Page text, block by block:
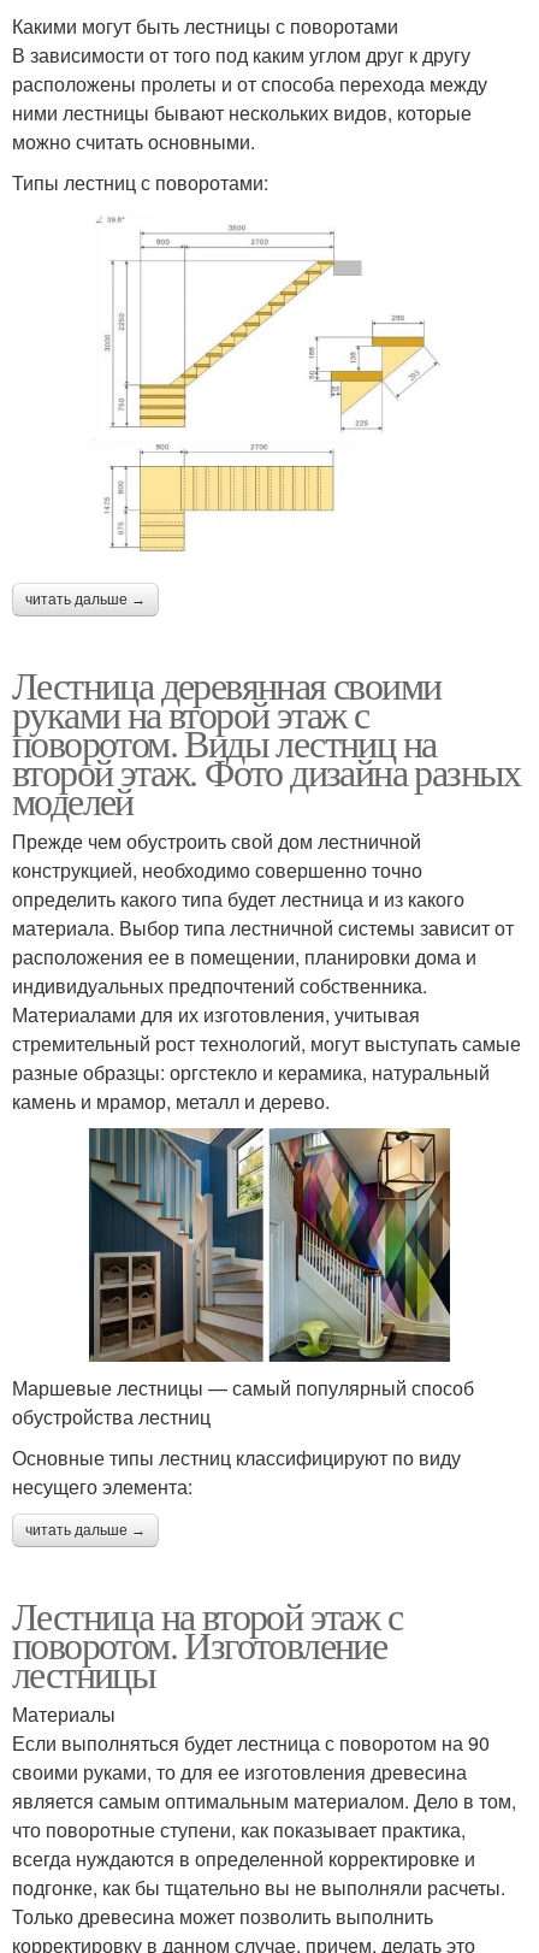
Какими могут быть лестницы с поворотами
В зависимости от того под каким углом друг к другу
расположены пролеты и от способа перехода между
ними лестницы бывают нескольких видов, которые
можно считать основными.
Типы лестниц с поворотами:
читать дальше →
Лестница деревянная своими
руками на второй этаж с
поворотом. Виды лестниц на
второй этаж. Фото дизайна разных
моделей
Прежде чем обустроить свой дом лестничной
конструкцией, необходимо совершенно точно
определить какого типа будет лестница и из какого
материала. Выбор типа лестничной системы зависит от
расположения ее в помещении, планировки дома и
индивидуальных предпочтений собственника.
Материалами для их изготовления, учитывая
стремительный рост технологий, могут выступать самые
разные образцы: оргстекло и керамика, натуральный
камень и мрамор, металл и дерево.
Маршевые лестницы — самый популярный способ
обустройства лестниц
Основные типы лестниц классифицируют по виду
несущего элемента:
читать дальше →
Лестница на второй этаж с
поворотом. Изготовление
лестницы
Материалы
Если выполняться будет лестница с поворотом на 90
своими руками, то для ее изготовления древесина
является самым оптимальным материалом. Дело в том,
что поворотные ступени, как показывает практика,
всегда нуждаются в определенной корректировке и
подгонке, как бы тщательно вы не выполняли расчеты.
Только древесина может позволить выполнить
корректировку в данном случае, причем, делать это